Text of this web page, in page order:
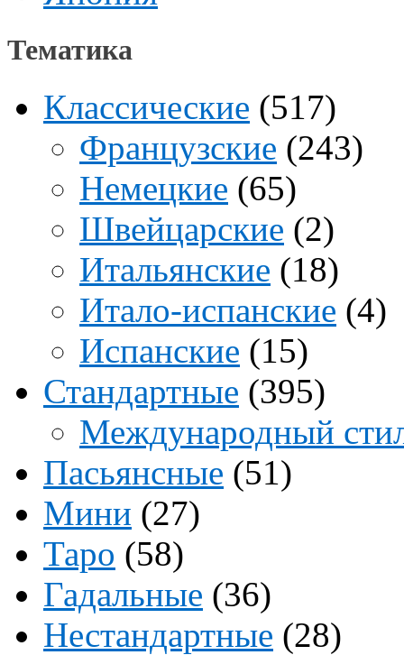
Тематика
Классические (517)
Французские (243)
Немецкие (65)
Швейцарские (2)
Итальянские (18)
Итало-испанские (4)
Испанские (15)
Стандартные (395)
Международный
Пасьянсные (51)
Мини (27)
Таро (58)
Гадальные (36)
Нестандартные (28)